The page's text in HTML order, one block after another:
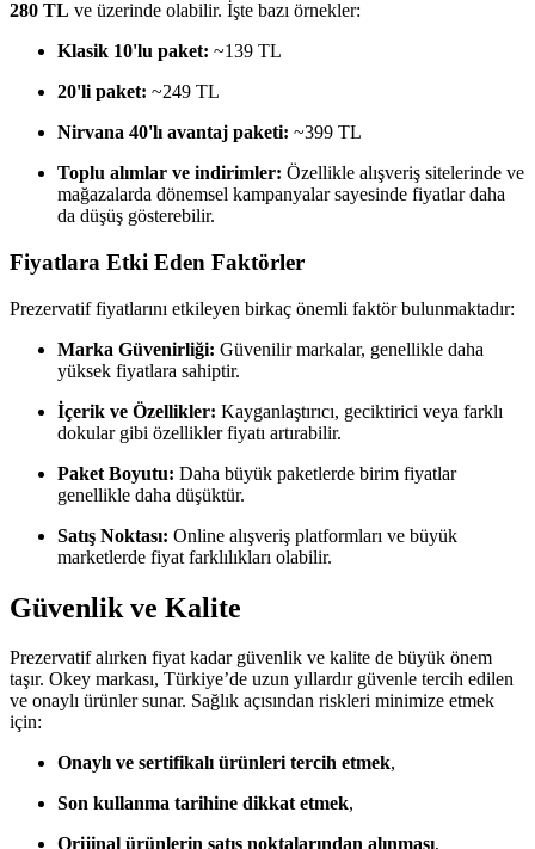
280 TL ve üzerinde olabilir. İşte bazı örnekler:
Klasik 10'lu paket: ~139 TL
20'li paket: ~249 TL
Nirvana 40'lı avantaj paketi: ~399 TL
Toplu alımlar ve indirimler: Özellikle alışveriş sitelerinde ve
mağazalarda dönemsel kampanyalar sayesinde fiyatlar daha
da düşüş gösterebilir.
Fiyatlara Etki Eden Faktörler
Prezervatif fiyatlarını etkileyen birkaç önemli faktör bulunmaktadır:
Marka Güvenirliği: Güvenilir markalar, genellikle daha
yüksek fiyatlara sahiptir.
İçerik ve Özellikler: Kayganlaştırıcı, geciktirici veya farklı
dokular gibi özellikler fiyatı artırabilir.
Paket Boyutu: Daha büyük paketlerde birim fiyatlar
genellikle daha düşüktür.
Satış Noktası: Online alışveriş platformları ve büyük
marketlerde fiyat farklılıkları olabilir.
Güvenlik ve Kalite
Prezervatif alırken fiyat kadar güvenlik ve kalite de büyük önem
taşır. Okey markası, Türkiye’de uzun yıllardır güvenle tercih edilen
ve onaylı ürünler sunar. Sağlık açısından riskleri minimize etmek
için:
Onaylı ve sertifikalı ürünleri tercih etmek,
Son kullanma tarihine dikkat etmek,
Orijinal ürünlerin satış noktalarından alınması,